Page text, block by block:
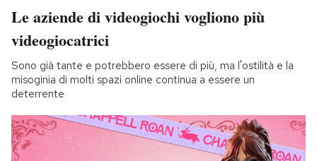
Le aziende di videogiochi vogliono più
videogiocatrici
Sono già tante e potrebbero essere di più, ma l'ostilità e la
misoginia di molti spazi online continua a essere un
deterrente